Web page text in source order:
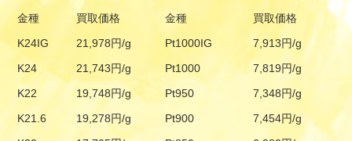
金種
買取価格 金種
買取価格
K24IG
21,978円/g Pt1000IG
7,913円/g
K24
21,743円/g Pt1000
7,819円/g
K22
19,748円/g Pt950
7,348円/g
K21.6
19,278円/g Pt900
7,454円/g